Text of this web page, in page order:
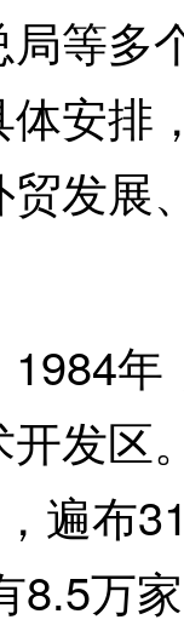
等多
安排
发展
年
发区
遍布
8.5万